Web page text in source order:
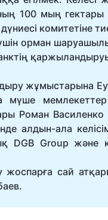
100 мың
комитетіне
орман
жұмыстарына
мүше
Роман Василенко
алдын-ала
DGB Group
жоспарға сай